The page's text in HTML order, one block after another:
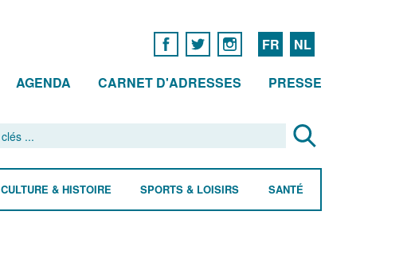
FR NL
AGENDA CARNET D'ADRESSES PRESSE
CULTURE & HISTOIRE SPORTS & LOISIRS SANTÉ